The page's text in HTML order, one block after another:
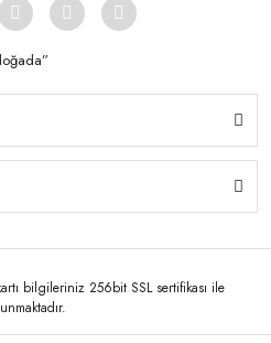
bilgileriniz 256bit SSL sertifikası ile